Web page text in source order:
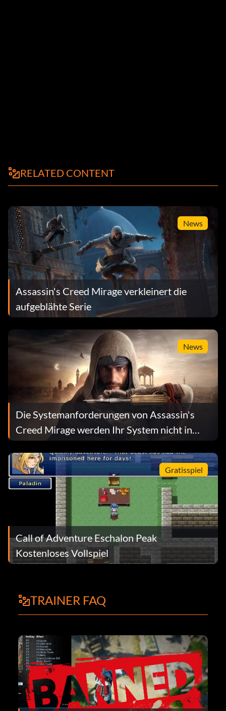
RELATED CONTENT
News
Assassin's Creed Mirage verkleinert die
aufgeblähte Serie
News
Die Systemanforderungen von Assassin's
Creed Mirage werden Ihr System nicht in
Brand setzen
Gratisspiel
Call of Adventure Eschalon Peak
Kostenloses Vollspiel
TRAINER FAQ